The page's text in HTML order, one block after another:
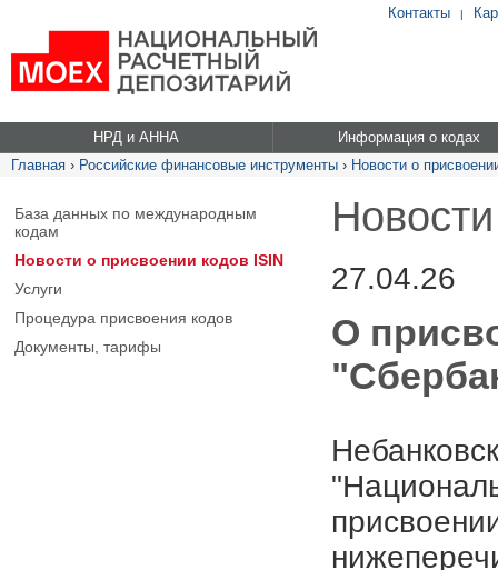
Контакты |
НРД и АННА
Информация о кодах
Главная › Российские финансовые инструменты › Новости о
База данных по международным
кодам
Новости о присвоении кодов ISIN
Услуги
Процедура присвоения кодов
Документы, тарифы
27.04.26
О